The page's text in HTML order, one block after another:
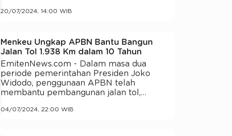
20/07/2024, 14:00 WIB
Menkeu Ungkap APBN Bantu Bangun
Jalan Tol 1.938 Km dalam 10 Tahun
EmitenNews.com - Dalam masa dua
periode pemerintahan Presiden Joko
Widodo, penggunaan APBN telah
membantu pembangunan jalan tol,…
04/07/2024, 22:00 WIB